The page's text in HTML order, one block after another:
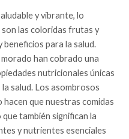
y vibrante, lo
son las coloridas frutas y
para la salud.
han cobrado una
nutricionales únicas
salud. Los asombrosos
que nuestras comidas
también significan la
y nutrientes esenciales